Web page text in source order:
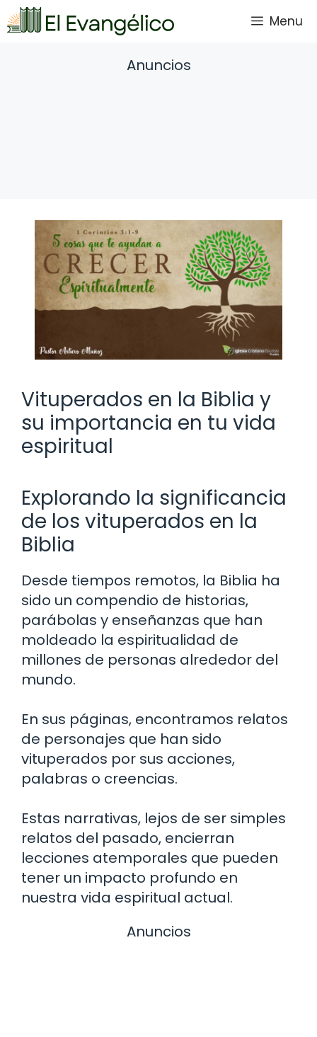
Saltar
al
Menu
Anuncios
Vituperados en la Biblia y
su importancia en tu vida
espiritual
Explorando la significancia
de los vituperados en la
Biblia
Desde tiempos remotos, la Biblia ha
sido un compendio de historias,
parábolas y enseñanzas que han
moldeado la espiritualidad de
millones de personas alrededor del
mundo.
En sus páginas, encontramos relatos
de personajes que han sido
vituperados por sus acciones,
palabras o creencias.
Estas narrativas, lejos de ser simples
relatos del pasado, encierran
lecciones atemporales que pueden
tener un impacto profundo en
nuestra vida espiritual actual.
Anuncios